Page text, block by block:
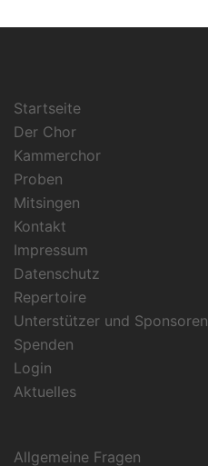
Startseite
Der Chor
Kammerchor
Proben
Mitsingen
Kontakt
Impressum
Datenschutz
Repertoire
Unterstützer und Sponsoren
Spenden
Login
Aktuelles
Allgemeine Fragen